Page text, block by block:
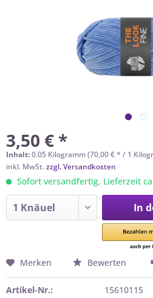
3,50 € *
Inhalt:0.05 Kilogramm (70,00 € * / 1
inkl. MwSt.zzgl. Versandkosten
Sofort versandfertig, Lieferzeit
In
Merken Bewerten
Artikel-Nr.:
15610115